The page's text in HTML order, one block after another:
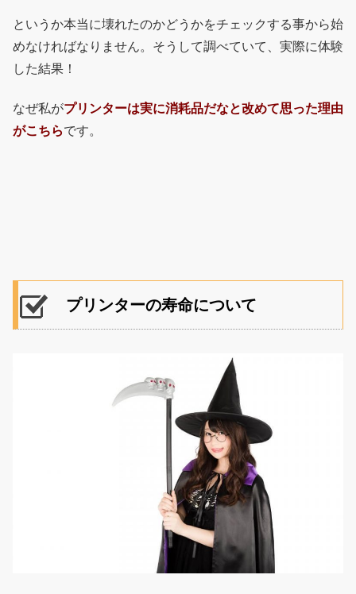
というか本当に壊れたのかどうかをチェックする事から始
めなければなりません。そうして調べていて、実際に体験
した結果！
なぜ私がプリンターは実に消耗品だなと改めて思った理由
がこちらです。
プリンターの寿命について